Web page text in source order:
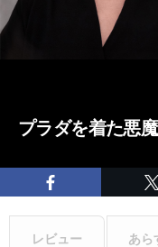
プラダを着た悪
レビュー あら